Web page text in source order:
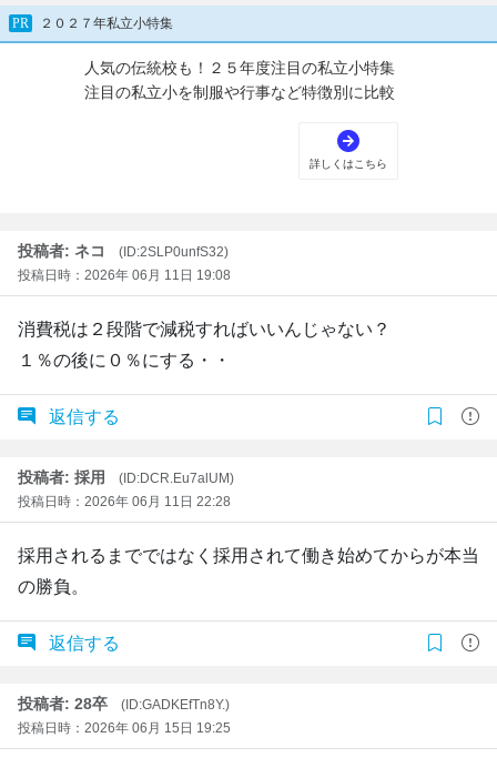
投稿者: ネコ
(ID:2SLP0unfS32)
投稿日時：2026年 06月 11日 19:08
消費税は２段階で減税すればいいんじゃない？
１％の後に０％にする・・
返信する
投稿者: 採用
(ID:DCR.Eu7alUM)
投稿日時：2026年 06月 11日 22:28
採用されるまでではなく採用されて働き始めてからが本当
の勝負。
返信する
投稿者: 28卒
(ID:GADKEfTn8Y.)
投稿日時：2026年 06月 15日 19:25